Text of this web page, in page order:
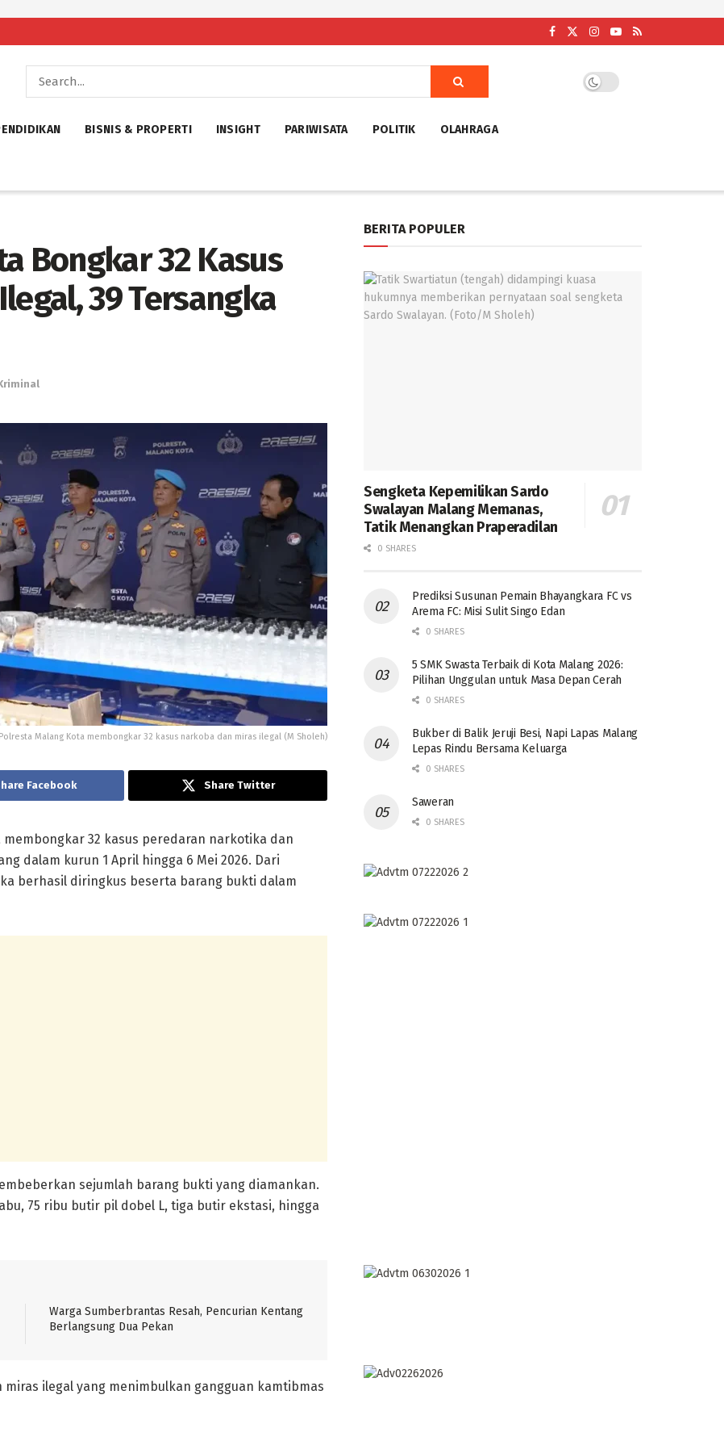
BISNIS & PROPERTI INSIGHT PARIWISATA POLITIK OLAHRAGA
Bongkar 32 Kasus
39 Tersangka
Polresta Malang Kota membongkar 32 kasus narkoba dan miras ilegal (M Sholeh)
Facebook Share Twitter
32 kasus peredaran narkotika dan
dalam kurun 1 April hingga 6 Mei 2026. Dari
berhasil diringkus beserta barang bukti dalam
sejumlah barang bukti yang diamankan.
75 ribu butir pil dobel L, tiga butir ekstasi, hingga
Warga Sumberbrantas Resah, Pencurian Kentang
Berlangsung Dua Pekan
ilegal yang menimbulkan gangguan kamtibmas
BERITA POPULER
Sengketa Kepemilikan Sardo
Swalayan Malang Memanas,
Tatik Menangkan Praperadilan
0 SHARES
Prediksi Susunan Pemain Bhayangkara FC vs
Arema FC: Misi Sulit Singo Edan
0 SHARES
5 SMK Swasta Terbaik di Kota Malang 2026:
Pilihan Unggulan untuk Masa Depan Cerah
0 SHARES
Bukber di Balik Jeruji Besi, Napi Lapas Malang
Lepas Rindu Bersama Keluarga
0 SHARES
Saweran
0 SHARES